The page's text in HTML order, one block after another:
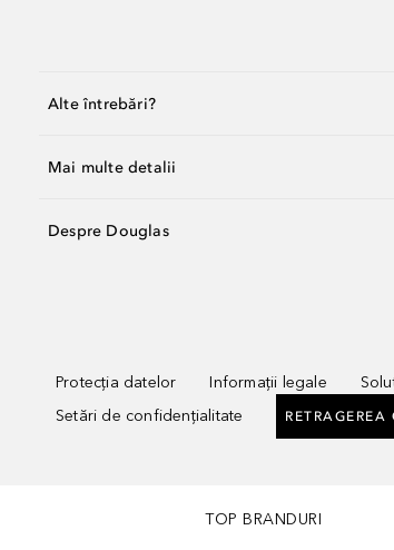
Alte întrebări?
Mai multe detalii
Despre Douglas
Protecția datelor Informații legale
Setări de confidențialitate
TOP BRANDURI